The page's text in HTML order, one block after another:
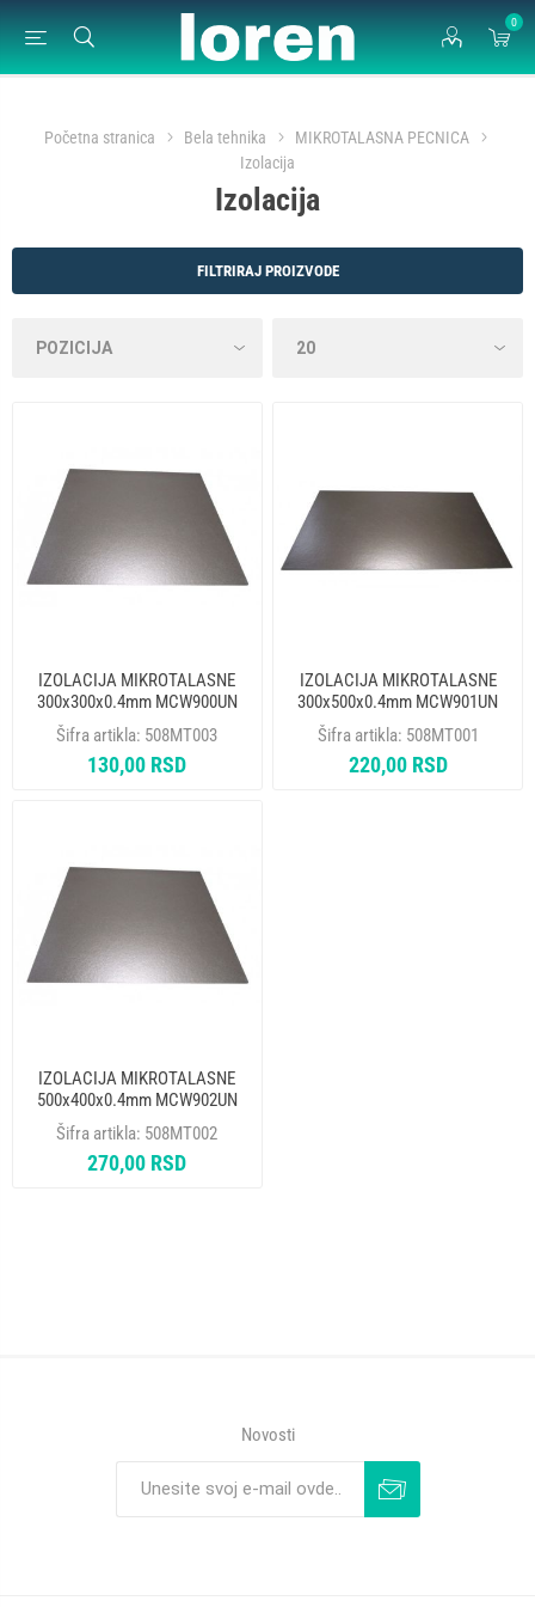
0
Početna stranica Bela tehnika
MIKROTALASNA PECNICA
Izolacija
Izolacija
FILTRIRAJ PROIZVODE
IZOLACIJA MIKROTALASNE
300x300x0.4mm MCW900UN
Šifra artikla: 508MT003
130,00 RSD
IZOLACIJA MIKROTALASNE
300x500x0.4mm MCW901UN
Šifra artikla: 508MT001
220,00 RSD
IZOLACIJA MIKROTALASNE
500x400x0.4mm MCW902UN
Šifra artikla: 508MT002
270,00 RSD
Novosti